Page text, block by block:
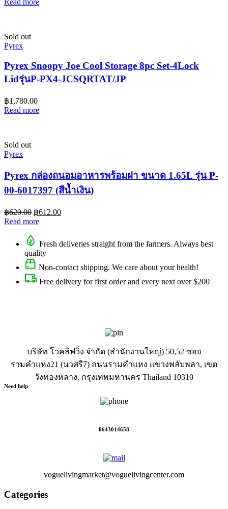
Read more
Sold out
Pyrex
Pyrex Snoopy Joe Cool Storage 8pc Set-4Lock
Lidรุ่นP-PX4-JCSQRTAT/JP
฿1,780.00
Read more
Sold out
Pyrex
Pyrex กล่องถนอมอาหารพร้อมฝา ขนาด 1.65L รุ่น P-
00-6017397 (สีน้ำเงิน)
฿620.00 ฿612.00
Read more
Fresh deliveries straight from the farmers. Always best
quality
Non-contact shipping. We care about your health!
Free delivery for first order and every next over $200
บริษัท โวคลิฟวิ่ง จำกัด (สำนักงานใหญ่) 50,52 ซอย
รามคำแหง21 (นวศรี7) ถนนรามคำแหง แขวงพลับพลา, เขต
วังทองหลาง, กรุงเทพมหานคร Thailand 10310
Need help
0643014658
voguelivingmarket@voguelivingcenter.com
Categories